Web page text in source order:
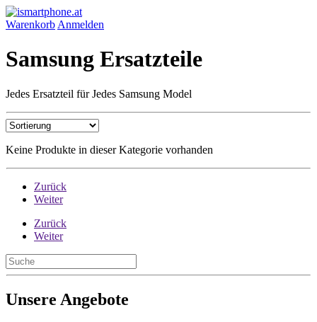
Warenkorb Anmelden
Samsung Ersatzteile
Jedes Ersatzteil für Jedes Samsung Model
Keine Produkte in dieser Kategorie vorhanden
Zurück
Weiter
Zurück
Weiter
Unsere Angebote